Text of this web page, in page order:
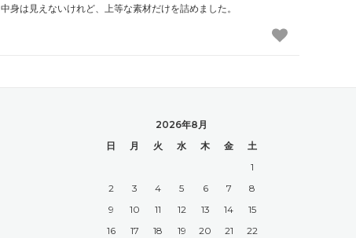
中身は見えないけれど、上等な素材だけを詰めました。
2026年8月
日
月 火 水 木 金
土
1
2
3 4 5 6 7
8
9
10 11 12 13 14
15
16
17 18 19 20 21
22